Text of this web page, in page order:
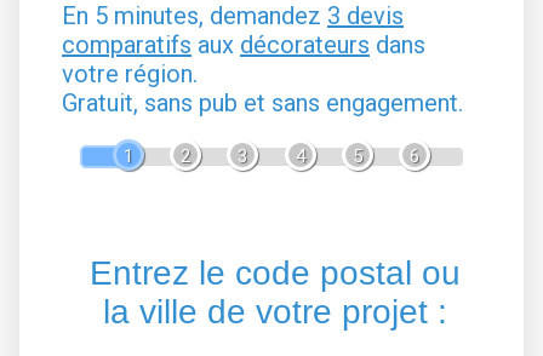
En 5 minutes, demandez 3 devis
comparatifs aux décorateurs dans
votre région.
Gratuit, sans pub et sans engagement.
1 2 3 4 5 6
Entrez le code postal ou
la ville de votre projet :